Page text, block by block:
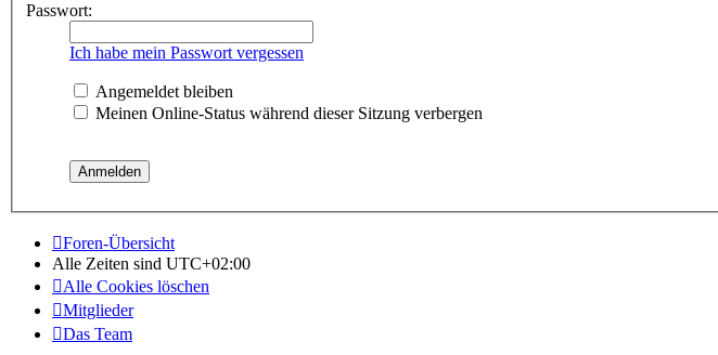
Passwort:
Ich habe mein Passwort vergessen
Angemeldet bleiben
Meinen Online-Status während dieser Sitzung verbergen
Foren-Übersicht
Alle Zeiten sind UTC+02:00
Alle Cookies löschen
Mitglieder
Das Team